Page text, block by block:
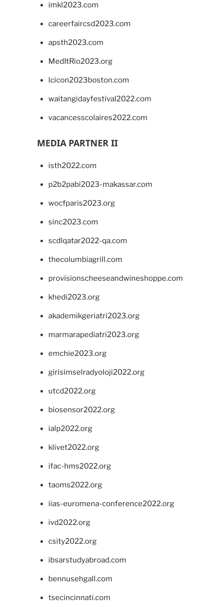
imkl2023.com
careerfaircsd2023.com
apsth2023.com
MedItRio2023.org
lcicon2023boston.com
waitangidayfestival2022.com
vacancesscolaires2022.com
MEDIA PARTNER II
isth2022.com
p2b2pabi2023-makassar.com
wocfparis2023.org
sinc2023.com
scdlqatar2022-qa.com
thecolumbiagrill.com
provisionscheeseandwineshoppe.com
khedi2023.org
akademikgeriatri2023.org
marmarapediatri2023.org
emchie2023.org
girisimselradyoloji2022.org
utcd2022.org
biosensor2022.org
ialp2022.org
klivet2022.org
ifac-hms2022.org
taoms2022.org
iias-euromena-conference2022.org
ivd2022.org
csity2022.org
ibsarstudyabroad.com
bennusehgall.com
tsecincinnati.com